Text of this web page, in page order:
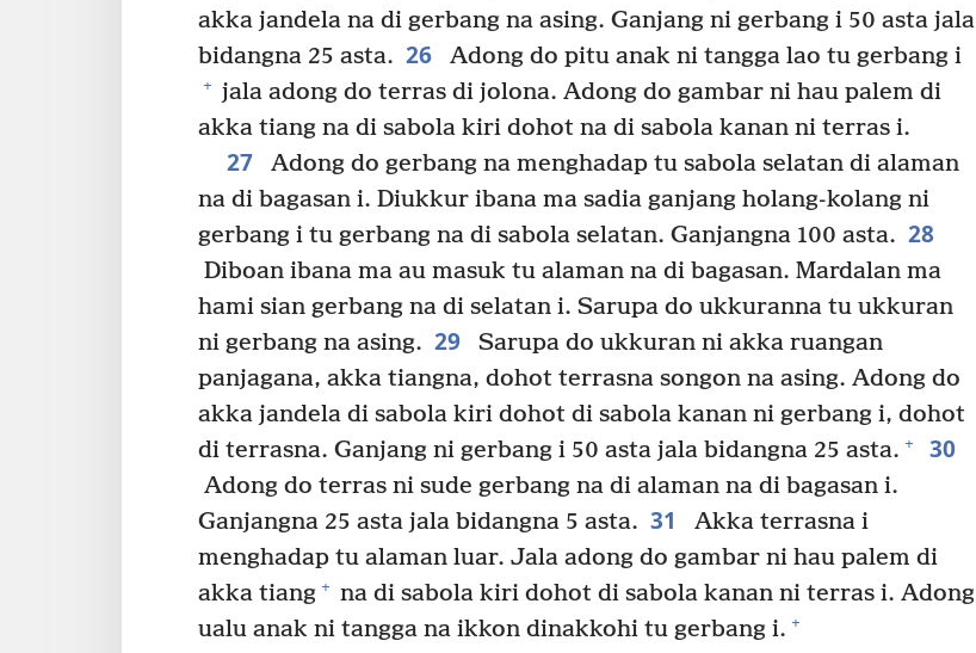
akka jandela na di gerbang na asing. Ganjang ni gerbang i 50 asta jala
bidangna 25 asta. 26 Adong do pitu anak ni tangga lao tu gerbang i
+ jala adong do terras di jolona. Adong do gambar ni hau palem di
akka tiang na di sabola kiri dohot na di sabola kanan ni terras i.
27
Adong do gerbang na menghadap tu sabola selatan di alaman
na di bagasan i. Diukkur ibana ma sadia ganjang holang-kolang ni
gerbang i tu gerbang na di sabola selatan. Ganjangna 100 asta. 28
Diboan ibana ma au masuk tu alaman na di bagasan. Mardalan ma
hami sian gerbang na di selatan i. Sarupa do ukkuranna tu ukkuran
ni gerbang na asing. 29
Sarupa do ukkuran ni akka ruangan
panjagana, akka tiangna, dohot terrasna songon na asing. Adong do
akka jandela di sabola kiri dohot di sabola kanan ni gerbang i, dohot
di terrasna. Ganjang ni gerbang i 50 asta jala bidangna 25 asta. + 30
Adong do terras ni sude gerbang na di alaman na di bagasan i.
Ganjangna 25 asta jala bidangna 5 asta. 31
Akka terrasna i
menghadap tu alaman luar. Jala adong do gambar ni hau palem di
akka tiang + na di sabola kiri dohot di sabola kanan ni terras i. Adong
ualu anak ni tangga na ikkon dinakkohi tu gerbang i. +